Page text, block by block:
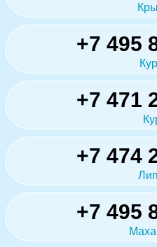
+7 495
+7 471
+7 474
+7 495